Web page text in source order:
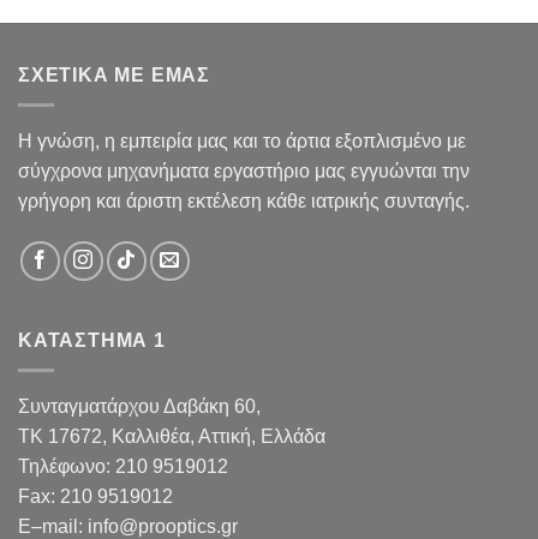
ΣΧΕΤΙΚΑ ΜΕ ΕΜΑΣ
Η γνώση, η εμπειρία μας και το άρτια εξοπλισμένο με
σύγχρονα μηχανήματα εργαστήριο μας εγγυώνται την
γρήγορη και άριστη εκτέλεση κάθε ιατρικής συνταγής.
ΚΑΤΑΣΤΗΜΑ 1
Συνταγματάρχου Δαβάκη 60,
TK 17672, Καλλιθέα, Αττική, Ελλάδα
Τηλέφωνο: 210 9519012
Fax: 210 9519012
E–mail : info@prooptics.gr